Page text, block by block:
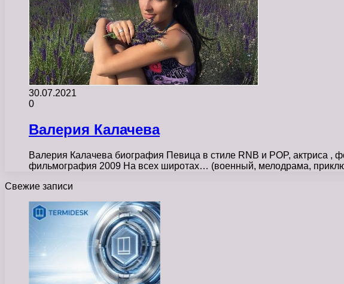
30.07.2021
0
Валерия Калачева
Валерия Калачева биография Певица в стиле RNB и POP, актриса
фильмография 2009 На всех широтах… (военный, мелодрама,
Свежие записи